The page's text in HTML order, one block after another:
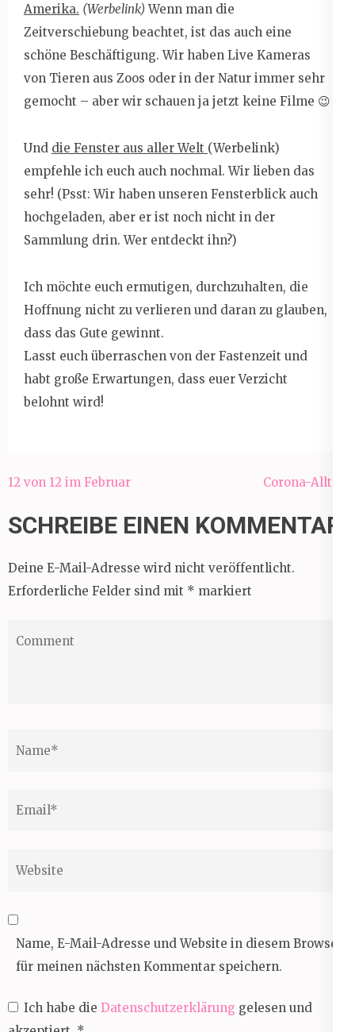
Amerika. (Werbelink)Wenn man die
Zeitverschiebung beachtet, ist das auch eine
schöne Beschäftigung. Wir haben Live Kameras
von Tieren aus Zoos oder in der Natur immer sehr
gemocht – aber wir schauen ja jetzt keine Filme 😉
Und die Fenster aus aller Welt (Werbelink)
empfehle ich euch auch nochmal. Wir lieben das
sehr! (Psst: Wir haben unseren Fensterblick auch
hochgeladen, aber er ist noch nicht in der
Sammlung drin. Wer entdeckt ihn?)
Ich möchte euch ermutigen, durchzuhalten, die
Hoffnung nicht zu verlieren und daran zu glauben,
dass das Gute gewinnt.
Lasst euch überraschen von der Fastenzeit und
habt große Erwartungen, dass euer Verzicht
belohnt wird!
Beitragsnavigation
12 von 12 im Februar Corona-Alltag
SCHREIBE EINEN KOMMENTAR
Deine E-Mail-Adresse wird nicht veröffentlicht.
Erforderliche Felder sind mit * markiert
Name, E-Mail-Adresse und Website in diesem Browser
für meinen nächsten Kommentar speichern.
Ich habe die Datenschutzerklärung gelesen und